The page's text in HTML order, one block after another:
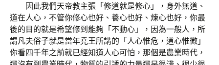
因此我們天帝教主張「修道就是修心」，身外無道、
道在人心，不管你修心也好、養心也好、煉心也好，你最
後的目的就是希望修到能夠「不動心」，因為一般人，所
謂凡夫俗子就是當年堯王所講的「人心惟危，道心惟微」
你看四千年之前就已經知道人心可怕，那個是農業時代，